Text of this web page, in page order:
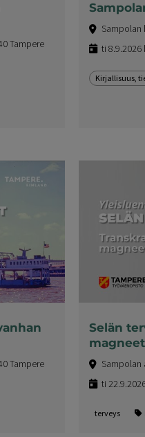
Tampere
Sampolan
ti 8.9.2026
Kirjallisuus,
Tampere
Selän
Sampolan
ti
terveys